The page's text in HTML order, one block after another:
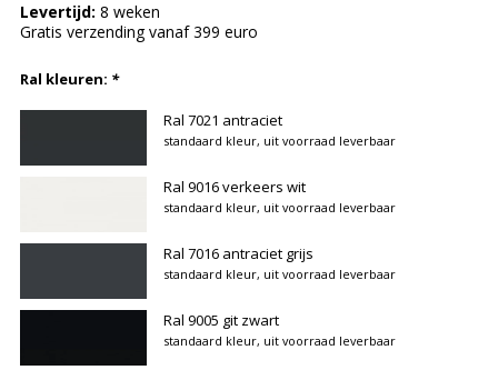
Levertijd: 8 weken
Gratis verzending vanaf 399 euro
Ral kleuren: *
Ral 7021 antraciet
standaard kleur, uit voorraad leverbaar
Ral 9016 verkeers wit
standaard kleur, uit voorraad leverbaar
Ral 7016 antraciet grijs
standaard kleur, uit voorraad leverbaar
Ral 9005 git zwart
standaard kleur, uit voorraad leverbaar